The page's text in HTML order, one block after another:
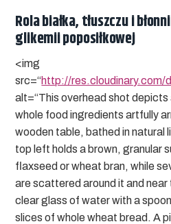
Rola białka, tłuszczu i
glikemii poposiłkowej
<img
src=“http://res.cloudinary.com/
alt=“This overhead shot depicts
whole food ingredients artfully
wooden table, bathed in natural
top left holds a brown, granular
flaxseed or wheat bran, while
are scattered around it and
clear glass of water with a
slices of whole wheat bread. A